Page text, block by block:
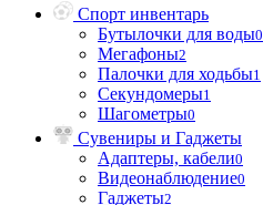
Спорт инвентарь
Бутылочки для воды0
Мегафоны2
Палочки для ходьбы1
Секундомеры1
Шагометры0
Сувениры и Гаджеты
Адаптеры, кабели0
Видеонаблюдение0
Гаджеты2